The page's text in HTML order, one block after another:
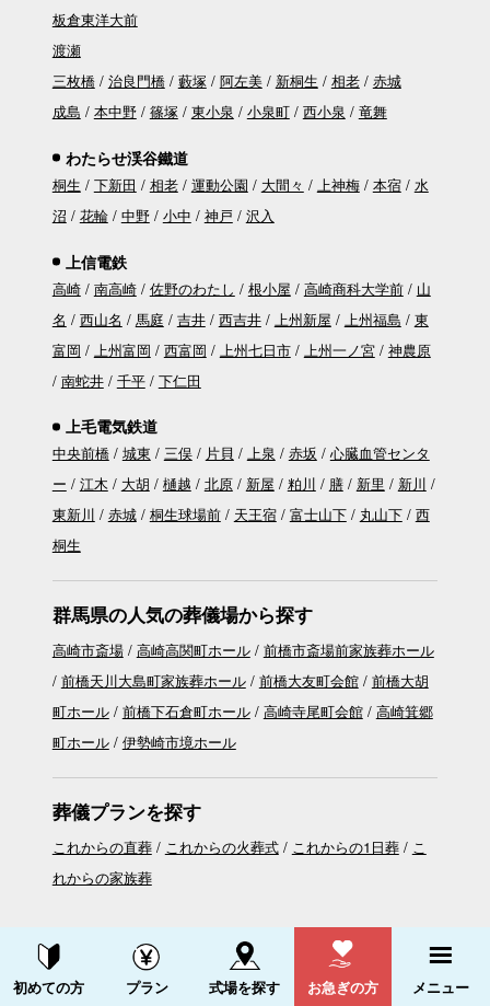
板倉東洋大前
渡瀬
三枚橋
治良門橋 藪塚 阿左美 新桐生 相老
赤城
成島
本中野 篠塚 東小泉 小泉町 西小泉 竜舞
わたらせ渓谷鐵道
桐生 下新田 相老 運動公園 大間々 上神梅 本宿
水
沼
花輪 中野 小中 神戸 沢入
上信電鉄
高崎 南高崎 佐野のわたし 根小屋 高崎商科大学前
山
名
西山名 馬庭 吉井 西吉井 上州新屋 上州福島
東
富岡
上州富岡 西富岡 上州七日市 上州一ノ宮
神農原
南蛇井
千平 下仁田
上毛電気鉄道
中央前橋 城東 三俣 片貝 上泉 赤坂
心臓血管センタ
ー
江木 大胡 樋越 北原 新屋 粕川 膳 新里
新川
東新川
赤城 桐生球場前 天王宿 富士山下 丸山下
西
桐生
群馬県の人気の葬儀場から探す
高崎市斎場 高崎高関町ホール
前橋市斎場前家族葬ホール
前橋天川大島町家族葬ホール
前橋大友町会館
前橋大胡
町ホール
前橋下石倉町ホール 高崎寺尾町会館
高崎箕郷
町ホール
伊勢崎市境ホール
葬儀プランを探す
これからの直葬 これからの火葬式 これからの1日葬
こ
れからの家族葬
資料請求する 電話をかける
初めての方 プラン 式場を探す お急ぎの方 メニュー